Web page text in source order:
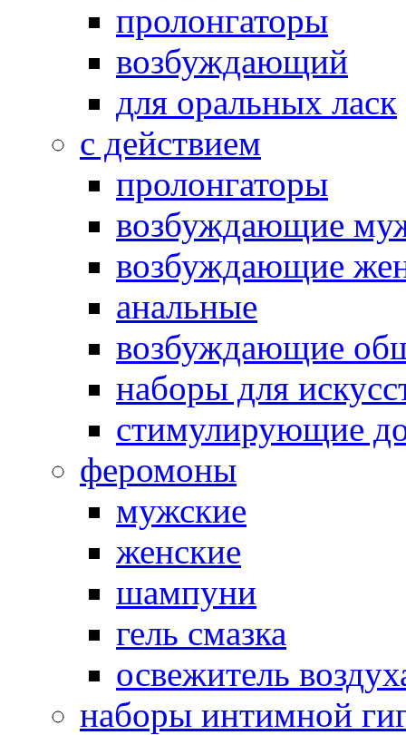
пролонгаторы
возбуждающий
для оральных ласк
с действием
пролонгаторы
возбуждающие
возбуждающие
анальные
возбуждающие
наборы для
стимулирующие
феромоны
мужские
женские
шампуни
гель смазка
освежитель
наборы интимной